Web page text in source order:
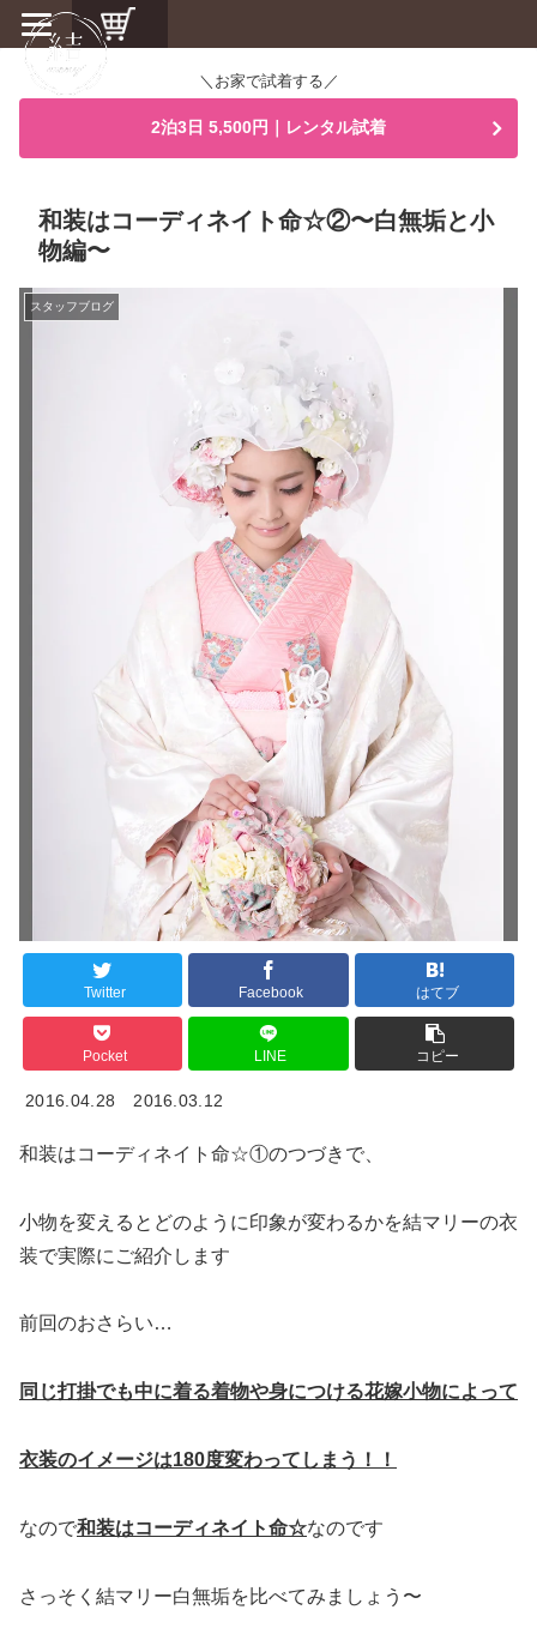
＼お家で試着する／
2泊3日 5,500円｜レンタル試着
和装はコーディネイト命☆②〜白無垢と小
物編〜
スタッフブログ
Twitter Facebook はてブ
Pocket LINE コピー
2016.04.28 2016.03.12
和装はコーディネイト命☆①のつづきで、
小物を変えるとどのように印象が変わるかを結マリーの衣
装で実際にご紹介します
前回のおさらい…
同じ打掛でも中に着る着物や身につける花嫁小物によって
衣装のイメージは180度変わってしまう！！
なので和装はコーディネイト命☆なのです
さっそく結マリー白無垢を比べてみましょう〜